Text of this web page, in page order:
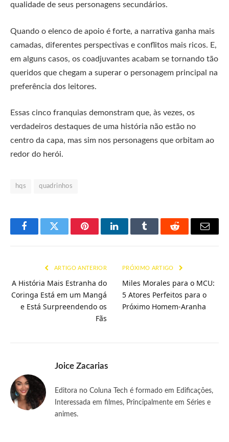
qualidade de seus personagens secundários.
Quando o elenco de apoio é forte, a narrativa ganha mais
camadas, diferentes perspectivas e conflitos mais ricos. E,
em alguns casos, os coadjuvantes acabam se tornando tão
queridos que chegam a superar o personagem principal na
preferência dos leitores.
Essas cinco franquias demonstram que, às vezes, os
verdadeiros destaques de uma história não estão no
centro da capa, mas sim nos personagens que orbitam ao
redor do herói.
hqs quadrinhos
FacebookTwitter PinterestLinkedInTumblr Reddit
E-
ARTIGO ANTERIOR
A História Mais Estranha do
Coringa Está em um Mangá
e Está Surpreendendo os
Fãs
PRÓXIMO ARTIGO
Miles Morales para o MCU:
5 Atores Perfeitos para o
Próximo Homem-Aranha
Joice Zacarias
Editora no Coluna Tech é formado em Edificações,
Interessada em filmes, Principalmente em Séries e
animes.